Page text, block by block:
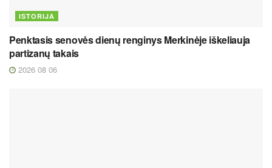
ISTORIJA
Penktasis senovės dienų renginys Merkinėje iškeliauja
partizanų takais
2026 08 06